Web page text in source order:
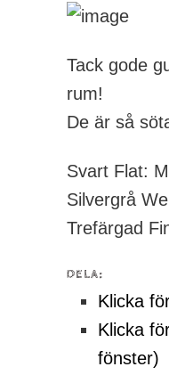
Tack gode
rum!
De är så
Svart Flat:
Silvergrå
Trefärgad
DELA:
Klicka
Klicka
fönster)